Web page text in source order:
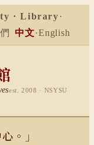
· Library ·
中文·English
est. 2008 · NSYSU
。」